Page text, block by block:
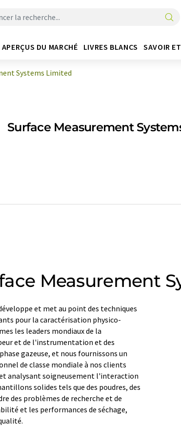
APERÇUS DU MARCHÉ LIVRES BLANCS SAVOIR
Systems Limited
Surface Measurement
Measurement
et met au point des techniques
pour la caractérisation physico-
les leaders mondiaux de la
et de l'instrumentation et des
gazeuse, et nous fournissons un
de classe mondiale à nos clients
analysant soigneusement l'interaction
solides tels que des poudres, des
des problèmes de recherche et de
et les performances de séchage,